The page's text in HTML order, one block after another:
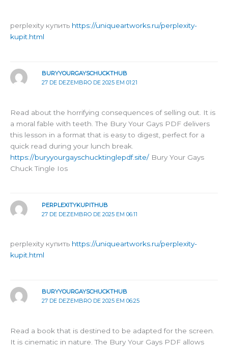
perplexity купить https://uniqueartworks.ru/perplexity-
kupit.html
BURYYOURGAYSCHUCKTHUB
27 DE DEZEMBRO DE 2025 EM 01:21
Read about the horrifying consequences of selling out. It is
a moral fable with teeth. The Bury Your Gays PDF delivers
this lesson in a format that is easy to digest, perfect for a
quick read during your lunch break.
https://buryyourgayschucktinglepdf.site/ Bury Your Gays
Chuck Tingle Ios
PERPLEXITYKUPITHUB
27 DE DEZEMBRO DE 2025 EM 06:11
perplexity купить https://uniqueartworks.ru/perplexity-
kupit.html
BURYYOURGAYSCHUCKTHUB
27 DE DEZEMBRO DE 2025 EM 06:25
Read a book that is destined to be adapted for the screen.
It is cinematic in nature. The Bury Your Gays PDF allows